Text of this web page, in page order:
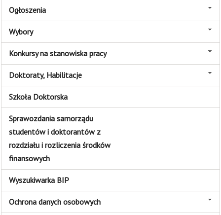
Ogłoszenia
Wybory
Konkursy na stanowiska pracy
Doktoraty, Habilitacje
Szkoła Doktorska
Sprawozdania samorządu
studentów i doktorantów z
rozdziału i rozliczenia środków
finansowych
Wyszukiwarka BIP
Ochrona danych osobowych